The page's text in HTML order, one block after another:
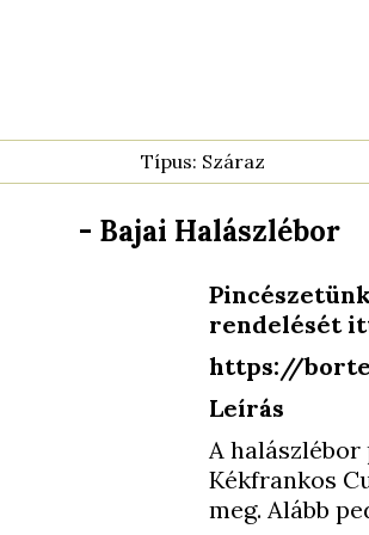
Típus: Száraz
- Bajai Halászlébor
rendelését
https://
Leírás
A
Kékfrankos
meg. Alább